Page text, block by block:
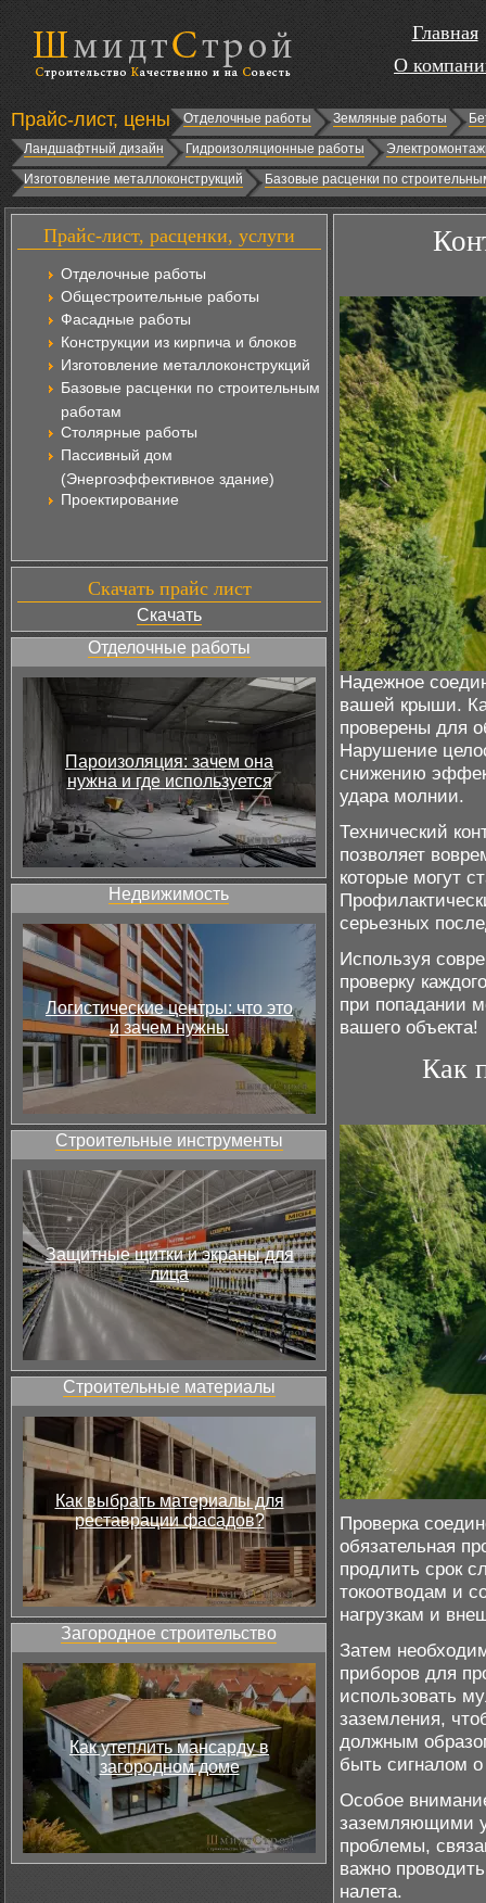
Главная
О
Прайс-лист, цены Отделочные работы Земляные работы
Ландшафтный дизайн
Гидроизоляционные работы
Изготовление металлоконструкций
Базовые расценки по
Прайс-лист, расценки, услуги
Отделочные работы
Общестроительные работы
Фасадные работы
Конструкции из кирпича и блоков
Изготовление металлоконструкций
Базовые расценки по строительным
работам
Столярные работы
Пассивный дом
(Энергоэффективное здание)
Проектирование
Скачать прайс лист
Скачать
Отделочные работы
Пароизоляция: зачем она
нужна и где используется
Недвижимость
Логистические центры: что это
и зачем нужны
Строительные инструменты
Защитные щитки и экраны для
лица
Строительные материалы
Как выбрать материалы для
реставрации фасадов?
Загородное строительство
Как утеплить мансарду в
загородном доме
Надежное
вашей крыши.
проверены для
Нарушение
снижению
удара молнии.
Технический
позволяет
которые могут
серьезных
Используя
проверку
при попадании
вашего объекта!
Как
Проверка
обязательная
продлить срок
токоотводам и
нагрузкам и
Затем
приборов для
использовать
заземления,
должным
быть сигналом
Особое
заземляющими
проблемы,
важно
налета.